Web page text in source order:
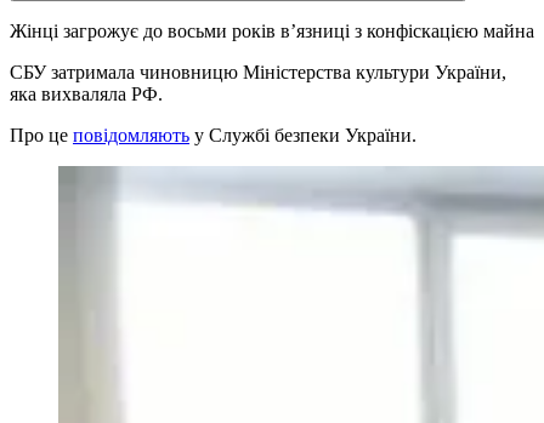
Жінці загрожує до восьми років в’язниці з конфіскацією майна
СБУ затримала чиновницю Міністерства культури України,
яка вихваляла РФ.
Про це повідомляють у Службі безпеки України.